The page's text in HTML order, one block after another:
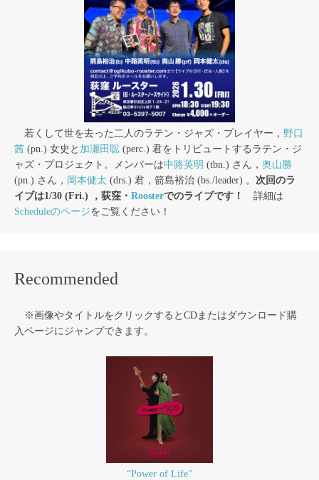
若くして世を去った二人のラテン・ジャズ・プレイヤー， 野口
茜 (pn.) 女史と 加瀬田聡 (perc.) 君をトリビュートするラテン・ジ
ャズ・プロジェクト。メンバーは中路英明 (tbn.) さん， 奥山勝
(pn.) さん， 岡本健太 (drs.) 君，箭島裕治 (bs./leader) 。 次回のラ
イブは1/30 (Fri.) ，荻窪・ Roosterでのライブです！
詳細は
Scheduleのページをご覧ください！
Recommended
※画像やタイトルをクリックするとCDまたはダウンロード購
入ページにジャンプできます。
“Power of Life”